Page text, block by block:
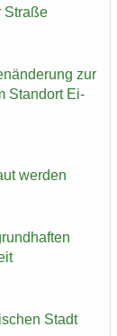
Stra­ße
zur
Stand­ort Ei­
wer­den
Stadt